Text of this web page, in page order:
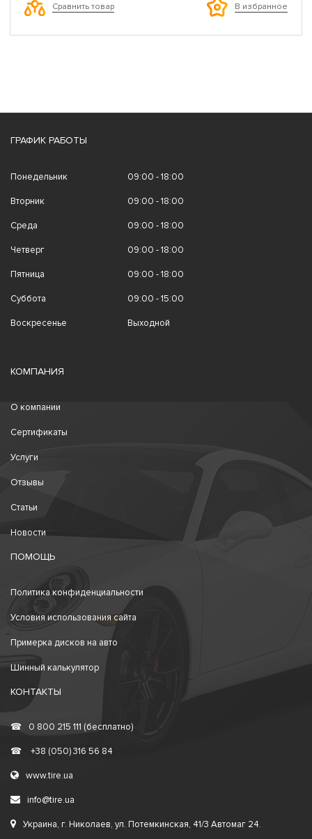
Сравнить товар В избранное
ГРАФИК РАБОТЫ
Понедельник 09:00 - 18:00
Вторник 09:00 - 18:00
Среда 09:00 - 18:00
Четверг 09:00 - 18:00
Пятница 09:00 - 18:00
Суббота 09:00 - 15:00
Воскресенье Выходной
КОМПАНИЯ
О компании
Сертификаты
Услуги
Отзывы
Статьи
Новости
ПОМОЩЬ
Политика конфиденциальности
Условия использования сайта
Примерка дисков на авто
Шинный калькулятор
КОНТАКТЫ
☎ 0 800 215 111 (бесплатно)
☎ +38 (050) 316 56 84
www.tire.ua
info@tire.ua
Украина, г. Николаев, ул. Потемкинская, 41/3 Автомаг 24.